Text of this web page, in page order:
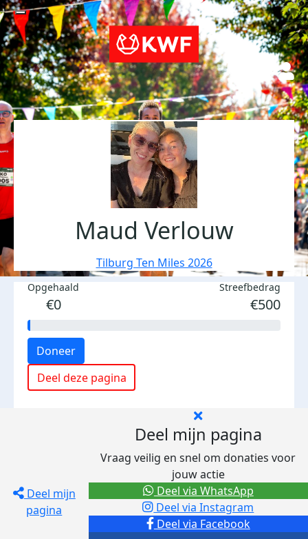
Maud Verlouw
Tilburg Ten Miles 2026
Opgehaald
€0
Streefbedrag
€500
Doneer
Deel deze pagina
Deel mijn
pagina
Deel mijn pagina
Vraag veilig en snel om donaties voor
jouw actie
Deel via Facebook
Deel via Instagram
Deel via WhatsApp